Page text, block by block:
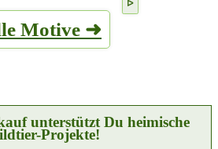
Produktseite
gewählt
€22,95
mehrere
Varianten
auf.
Produktseite
gewählt
werden
Motive ➜
unterstützt Du heimische
Projekte!